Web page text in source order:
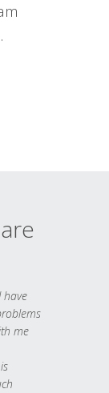
have
me